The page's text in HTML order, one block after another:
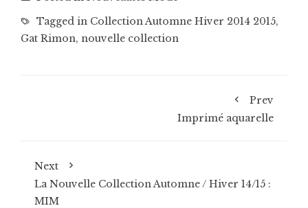
Tagged in Collection Automne Hiver 2014 2015,
Gat Rimon, nouvelle collection
Prev
Imprimé aquarelle
Next
La Nouvelle Collection Automne / Hiver 14/15 :
MIM